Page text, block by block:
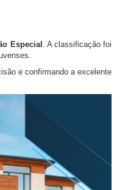
Especial . A classificação foi
e confirmando a excelente